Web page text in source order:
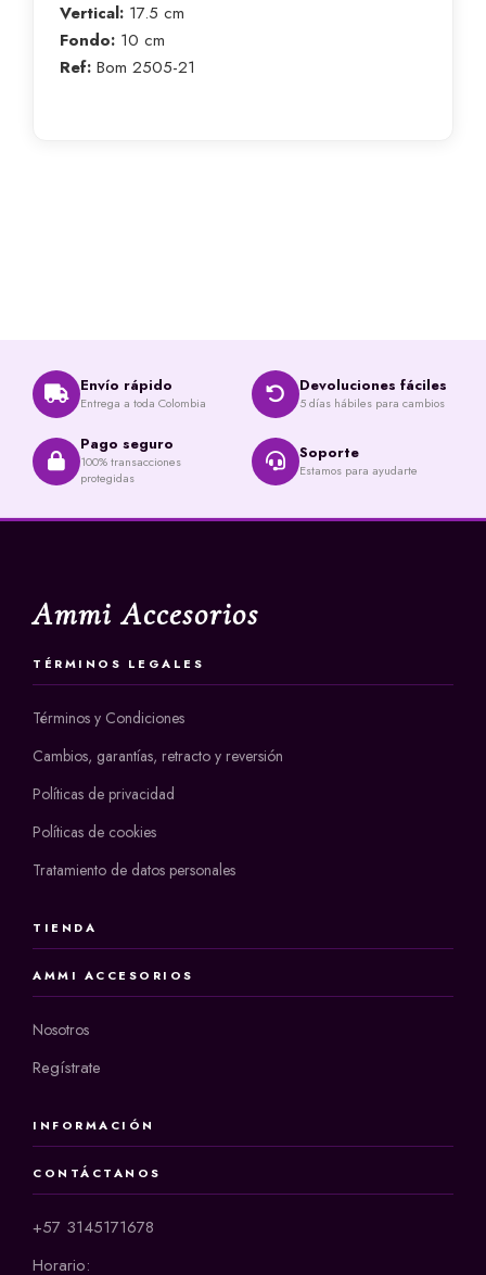
Vertical: 17.5 cm
Fondo: 10 cm
Ref: Bom 2505-21
Envío rápido
Entrega a toda Colombia
Devoluciones fáciles
5 días hábiles para cambios
Pago seguro
100% transacciones
protegidas
Soporte
Estamos para ayudarte
Ammi Accesorios
TÉRMINOS LEGALES
Términos y Condiciones
Cambios, garantías, retracto y reversión
Políticas de privacidad
Políticas de cookies
Tratamiento de datos personales
TIENDA
AMMI ACCESORIOS
Nosotros
Regístrate
INFORMACIÓN
CONTÁCTANOS
+57 3145171678
Horario: